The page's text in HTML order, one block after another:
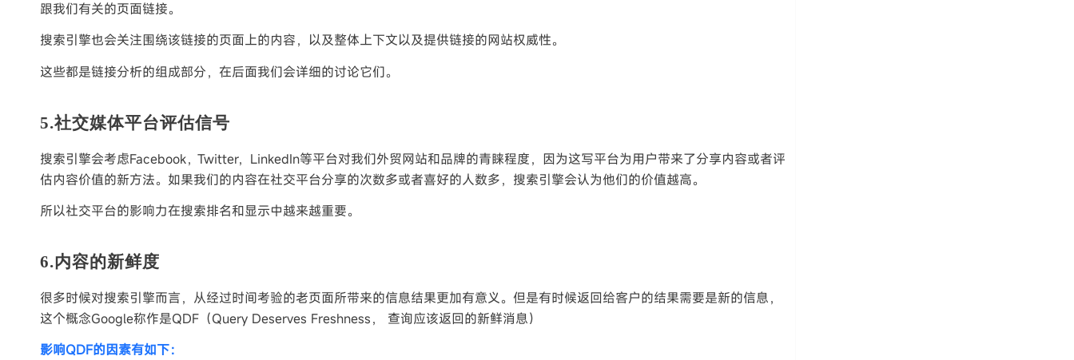
跟我们有关的页面链接。
搜索引擎也会关注围绕该链接的页面上的内容，以及整体上下文以及提供链接的网站权威性。
这些都是链接分析的组成部分，在后面我们会详细的讨论它们。
5.社交媒体平台评估信号
搜索引擎会考虑Facebook，Twitter，LinkedIn等平台对我们外贸网站和品牌的青睐程度，因为这写平台为用户带来了分享内容或者评
估内容价值的新方法。如果我们的内容在社交平台分享的次数多或者喜好的人数多，搜索引擎会认为他们的价值越高。
所以社交平台的影响力在搜索排名和显示中越来越重要。
6.内容的新鲜度
很多时候对搜索引擎而言，从经过时间考验的老页面所带来的信息结果更加有意义。但是有时候返回给客户的结果需要是新的信息，
这个概念Google称作是QDF（Query Deserves Freshness， 查询应该返回的新鲜消息）
影响QDF的因素有如下：